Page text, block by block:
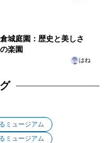
城庭園：歴史と美しさ
楽園
はね
ミュージアム
ミュージアム